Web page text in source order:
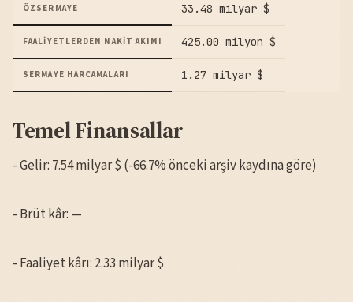
ÖZSERMAYE 33.48 milyar $
FAALIYETLERDEN NAKIT AKIMI 425.00 milyon $
SERMAYE HARCAMALARI 1.27 milyar $
Temel Finansallar
- Gelir: 7.54 milyar $ (-66.7% önceki arşiv kaydına göre)
- Brüt kâr: —
- Faaliyet kârı: 2.33 milyar $